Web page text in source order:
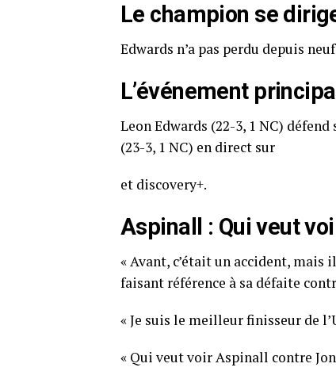
Le champion se
Edwards n’a pas perdu depuis
L’événement
Leon Edwards (22-3, 1 NC)
(23-3, 1 NC) en direct sur
et discovery+.
Aspinall : Qui veut
« Avant, c’était un accident,
faisant référence à sa défaite
« Je suis le meilleur finisseur de
« Qui veut voir Aspinall contre Jon